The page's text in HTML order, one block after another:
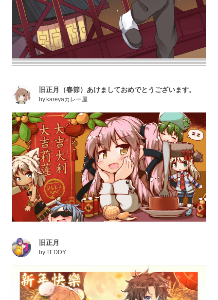
旧正月（春節）あけましておめでとうございます。
bykareyaカレー屋
旧正月
byTEDDY